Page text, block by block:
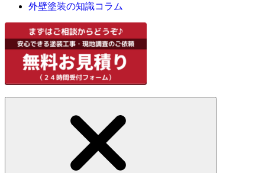
外壁塗装の知識コラム